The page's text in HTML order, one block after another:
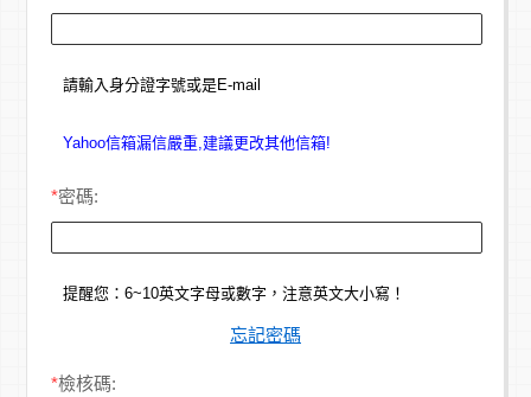
請輸入身分證字號或是E-mail
Yahoo信箱漏信嚴重,建議更改其他信箱!
*密碼:
提醒您：6~10英文字母或數字，注意英文大小寫！
忘記密碼
*檢核碼: